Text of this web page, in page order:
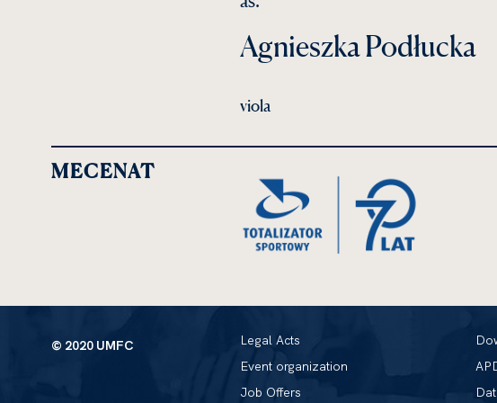
Agnieszka Podłucka
viola
MECENAT
© 2020 UMFC
Legal Acts
Event organization
Job Offers